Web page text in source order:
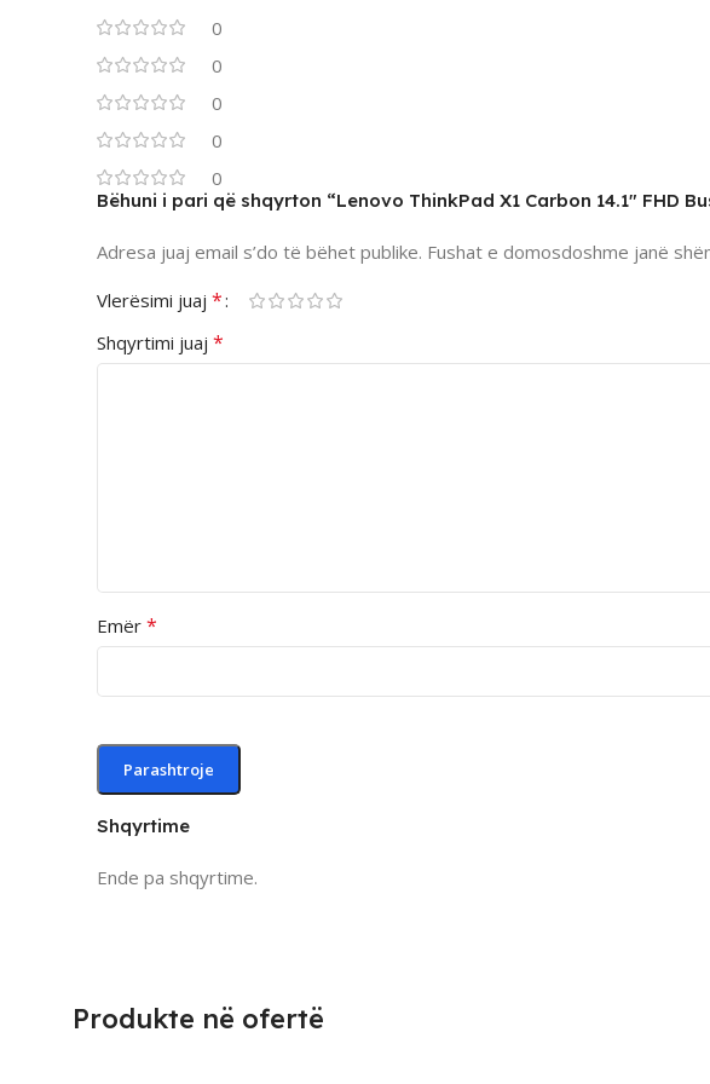
0
0
0
0
0
Shqyrtime
Ende pa shqyrtime.
Bëhuni i pari që shqyrton “Lenovo ThinkPad X1 Carbon 14.1″ FHD
Adresa juaj email s’do të bëhet publike. Fushat e domosdoshme janë
Vlerësimi juaj *
Shqyrtimi juaj *
Emër *
Produkte në ofertë